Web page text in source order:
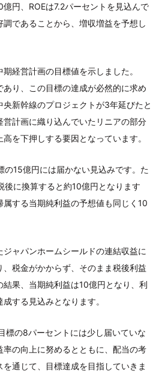
円、ROEは7.2パーセントを見込んで
であることから、増収増益を予想し
経営計画の目標値を示しました。
り、この目標の達成が必然的に求め
新幹線のプロジェクトが3年延びたと
営計画に織り込んでいたリニアの部分
を下押しする要因となっています。
の15億円には届かない見込みです。た
後に換算すると約10億円となります
する当期純利益の予想値も同じく10
ャパンホームシールドの連結収益に
税金がかからず、そのまま税後利益
果、当期純利益は10億円となり、利
する見込みとなります。
標の8パーセントには少し届いていな
の向上に努めるとともに、配当の考
通じて、目標達成を目指していきま